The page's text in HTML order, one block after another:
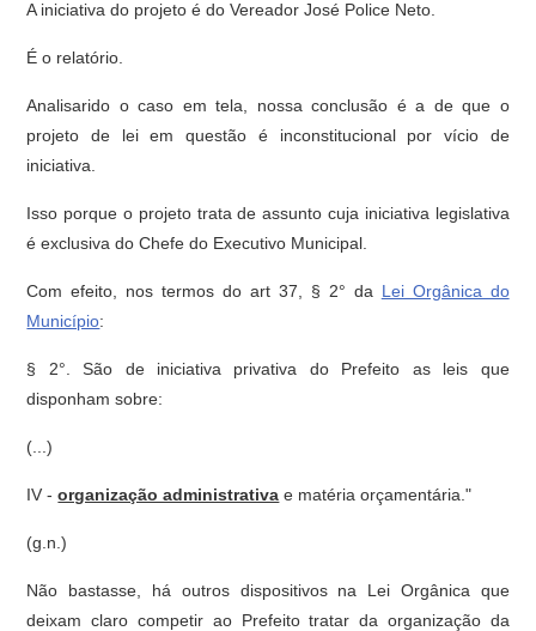
A iniciativa do projeto é do Vereador José Police Neto.
É o relatório.
Analisarido o caso em tela, nossa conclusão é a de que o
projeto de lei em questão é inconstitucional por vício de
iniciativa.
Isso porque o projeto trata de assunto cuja iniciativa legislativa
é exclusiva do Chefe do Executivo Municipal.
Com efeito, nos termos do art 37, § 2° da Lei Orgânica do
Município:
§ 2°. São de iniciativa privativa do Prefeito as leis que
disponham sobre:
(...)
IV -organização administrativa e matéria orçamentária."
(g.n.)
Não bastasse, há outros dispositivos na Lei Orgânica que
deixam claro competir ao Prefeito tratar da organização da